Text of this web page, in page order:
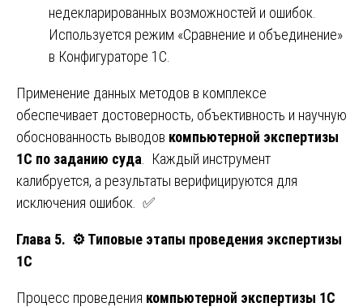
недекларированных возможностей и ошибок.
Используется режим «Сравнение и объединение»
в Конфигураторе 1С.
Применение данных методов в комплексе
обеспечивает достоверность, объективность и научную
обоснованность выводов компьютерной экспертизы
1С по заданию суда . Каждый инструмент
калибруется, а результаты верифицируются для
исключения ошибок. ✅
Глава 5. ⚙️Типовые этапы проведения экспертизы
1С
Процесс проведения компьютерной экспертизы 1С